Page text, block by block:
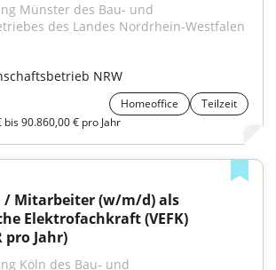
Münster des Bau- und
des Landes Nordrhein‑Westfalen
NRW
Homeoffice
Teilzeit
bis 90.860,00 € pro Jahr
Mitarbeiter (w/m/d) als
Elektrofachkraft (VEFK)
pro Jahr)
Köln des Bau- und